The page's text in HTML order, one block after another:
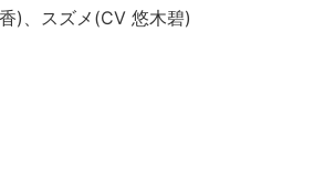
)、スズメ(CV 悠木碧)